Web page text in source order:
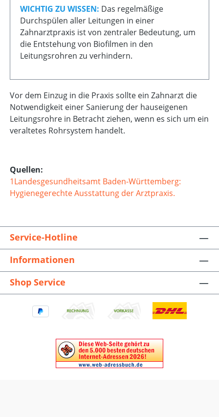
WICHTIG ZU WISSEN: Das regelmäßige
Durchspülen aller Leitungen in einer
Zahnarztpraxis ist von zentraler Bedeutung, um
die Entstehung von Biofilmen in den
Leitungsrohren zu verhindern.
Vor dem Einzug in die Praxis sollte ein Zahnarzt die
Notwendigkeit einer Sanierung der hauseigenen
Leitungsrohre in Betracht ziehen, wenn es sich um ein
veraltetes Rohrsystem handelt.
Quellen:
1Landesgesundheitsamt Baden-Württemberg:
Hygienegerechte Ausstattung der Arztpraxis.
Service-Hotline
Informationen
Shop Service